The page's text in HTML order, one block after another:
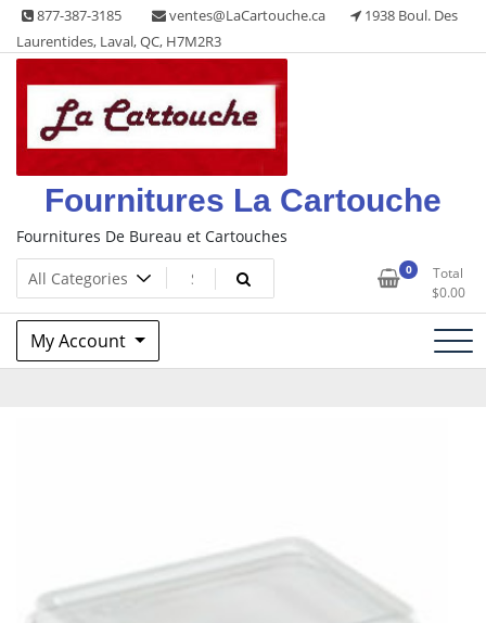
Skip
content
877-387-3185 ventes@LaCartouche.ca
1938 Boul. Des
Laurentides, Laval, QC, H7M2R3
Fournitures La Cartouche
Fournitures De Bureau et Cartouches
0
Total
$0.00
My Account